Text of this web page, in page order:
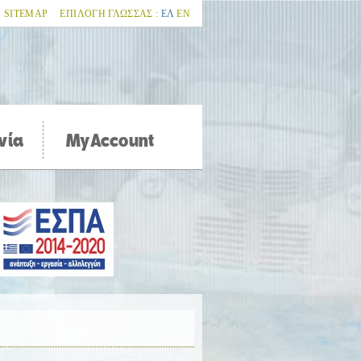
SITEMAP ΕΠΙΛΟΓΗ ΓΛΩΣΣΑΣ : ΕΛ ΕΝ
MyAccount